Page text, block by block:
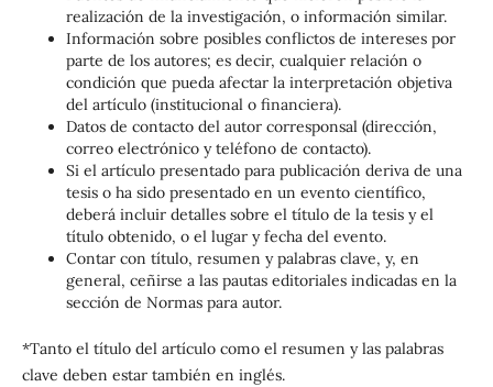
realización de la investigación, o información similar.
Información sobre posibles conflictos de intereses por
parte de los autores; es decir, cualquier relación o
condición que pueda afectar la interpretación objetiva
del artículo (institucional o financiera).
Datos de contacto del autor corresponsal (dirección,
correo electrónico y teléfono de contacto).
Si el artículo presentado para publicación deriva de una
tesis o ha sido presentado en un evento científico,
deberá incluir detalles sobre el título de la tesis y el
título obtenido, o el lugar y fecha del evento.
Contar con título, resumen y palabras clave, y, en
general, ceñirse a las pautas editoriales indicadas en la
sección de Normas para autor.
*Tanto el título del artículo como el resumen y las palabras
clave deben estar también en inglés.